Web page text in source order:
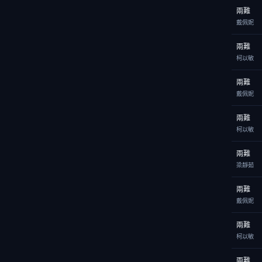
兩難
戴佩妮
兩難
柯以敏
兩難
戴佩妮
兩難
柯以敏
兩難
梁靜茹
兩難
戴佩妮
兩難
柯以敏